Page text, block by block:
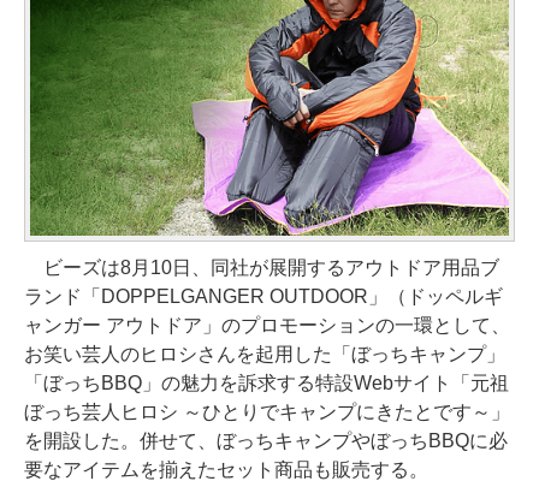
ビーズは8月10日、同社が展開するアウトドア用品ブ
ランド「DOPPELGANGER OUTDOOR」（ドッペルギ
ャンガー アウトドア」のプロモーションの一環として、
お笑い芸人のヒロシさんを起用した「ぼっちキャンプ」
「ぼっちBBQ」の魅力を訴求する特設Webサイト「元祖
ぼっち芸人ヒロシ ～ひとりでキャンプにきたとです～」
を開設した。併せて、ぼっちキャンプやぼっちBBQに必
要なアイテムを揃えたセット商品も販売する。